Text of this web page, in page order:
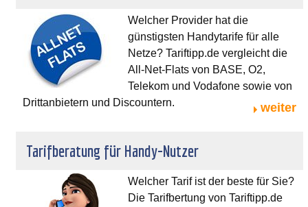
Welcher Provider hat die
günstigsten Handytarife für alle
Netze? Tariftipp.de vergleicht die
All-Net-Flats von BASE, O2,
Telekom und Vodafone sowie von
Drittanbietern und Discountern.
weiter
Tarifberatung für Handy-Nutzer
Welcher Tarif ist der beste für Sie?
Die Tarifbertung von Tariftipp.de